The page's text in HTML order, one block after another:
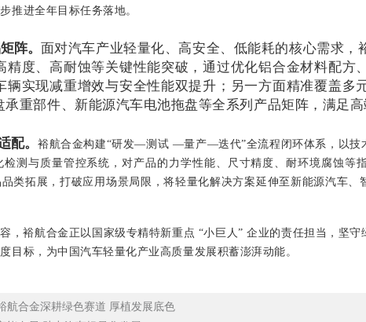
推进全年目标任务落地。
阵。 面对汽车产业轻量化、高安全、低能耗的核心需求，
精度、高耐蚀等关键性能突破，通过优化铝合金材料配方
辆实现减重增效与安全性能双提升；另一方面精准覆盖多
重部件、新能源汽车电池拖盘等全系列产品矩阵，满足高
配。裕航合金构建“研发—测试 —量产—迭代”全流程闭环体系，以技
测与质量管控系统，对产品的力学性能、尺寸精度、耐环境腐蚀等
类拓展，打破应用场景局限，将轻量化解决方案延伸至新能源汽车、
，裕航合金正以国家级专精特新重点 “小巨人” 企业的责任担当，坚
目标，为中国汽车轻量化产业高质量发展积蓄澎湃动能。
航合金深耕绿色赛道 厚植发展底色